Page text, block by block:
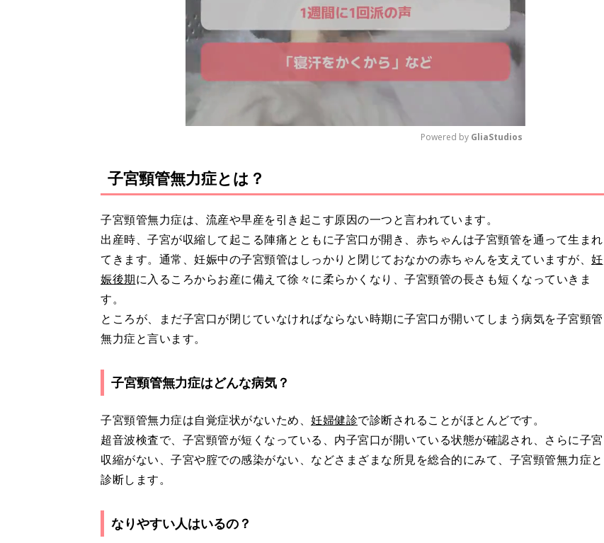
u
t
e
Powered by GliaStudios
子宮頸管無力症とは？
子宮頸管無力症は、流産や早産を引き起こす原因の一つと言われています。
出産時、子宮が収縮して起こる陣痛とともに子宮口が開き、赤ちゃんは子宮頸管を通って生まれ
てきます。通常、妊娠中の子宮頸管はしっかりと閉じておなかの赤ちゃんを支えていますが、 妊
娠後期に入るころからお産に備えて徐々に柔らかくなり、子宮頸管の長さも短くなっていきま
す。
ところが、まだ子宮口が閉じていなければならない時期に子宮口が開いてしまう病気を子宮頸管
無力症と言います。
子宮頸管無力症はどんな病気？
子宮頸管無力症は自覚症状がないため、 妊婦健診で診断されることがほとんどです。
超音波検査で、子宮頸管が短くなっている、内子宮口が開いている状態が確認され、さらに子宮
収縮がない、子宮や腟での感染がない、などさまざまな所見を総合的にみて、子宮頸管無力症と
診断します。
なりやすい人はいるの？